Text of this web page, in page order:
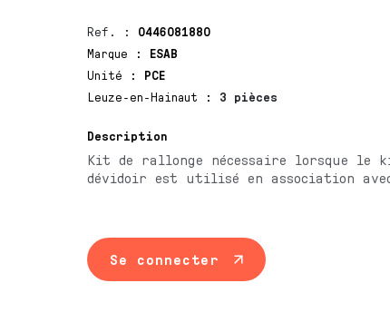
Ref. : 0446081880
Marque
:
ESAB
Unité
:
PCE
Leuze-en-Hainaut
: 3 pièces
Description
Kit de rallonge nécessaire lorsque le
dévidoir est utilisé en association
Se connecter